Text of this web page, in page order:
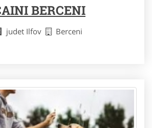
BERCENI
judet Ilfov
Berceni